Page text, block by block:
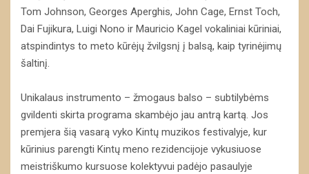
Tom Johnson, Georges Aperghis, John Cage, Ernst Toch,
Dai Fujikura, Luigi Nono ir Mauricio Kagel vokaliniai kūriniai,
atspindintys to meto kūrėjų žvilgsnį į balsą, kaip tyrinėjimų
šaltinį.
Unikalaus instrumento – žmogaus balso – subtilybėms
gvildenti skirta programa skambėjo jau antrą kartą. Jos
premjera šią vasarą vyko Kintų muzikos festivalyje, kur
kūrinius parengti Kintų meno rezidencijoje vykusiuose
meistriškumo kursuose kolektyvui padėjo pasaulyje